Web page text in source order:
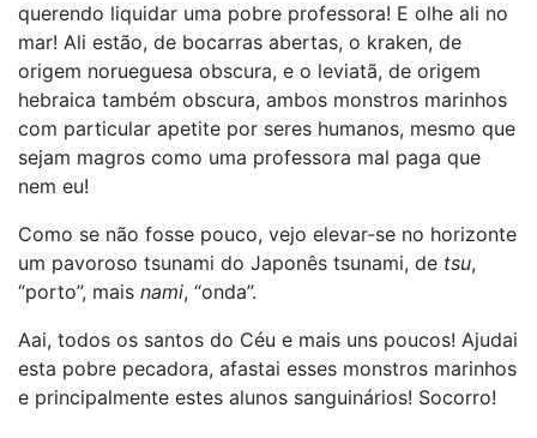
querendo liquidar uma pobre professora! E olhe ali no
mar! Ali estão, de bocarras abertas, o kraken, de
origem norueguesa obscura, e o leviatã, de origem
hebraica também obscura, ambos monstros marinhos
com particular apetite por seres humanos, mesmo que
sejam magros como uma professora mal paga que
nem eu!
Como se não fosse pouco, vejo elevar-se no horizonte
um pavoroso tsunami do Japonês tsunami, de tsu,
“porto”, mais nami, “onda”.
Aai, todos os santos do Céu e mais uns poucos! Ajudai
esta pobre pecadora, afastai esses monstros marinhos
e principalmente estes alunos sanguinários! Socorro!